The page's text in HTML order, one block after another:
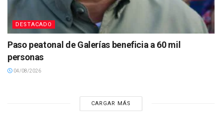
DESTACADO
Paso peatonal de Galerías beneficia a 60 mil
personas
04/08/2026
CARGAR MÁS